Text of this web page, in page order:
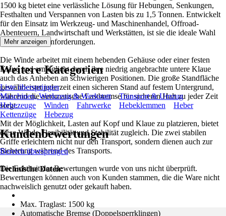
1500 kg bietet eine verlässliche Lösung für Hebungen, Senkungen,
Festhalten und Verspannen von Lasten bis zu 1,5 Tonnen. Entwickelt
für den Einsatz im Werkzeug- und Maschinenhandel, Offroad-
Abenteuern, Landwirtschaft und Werkstätten, ist sie die ideale Wahl
für vielseitige Anforderungen.
Die Winde arbeitet mit einem hebenden Gehäuse oder einer festen
Klaue und ermöglicht durch ihre niedrig angebrachte untere Klaue
auch das Anheben an schwierigen Positionen. Die große Standfläche
gewährleistet jederzeit einen sicheren Stand auf festem Untergrund,
während die automatische Lastbremse für sicheren Halt zu jeder Zeit
sorgt.
Mit der Möglichkeit, Lasten auf Kopf und Klaue zu platzieren, bietet
diese Winde Flexibilität und Stabilität zugleich. Die zwei stabilen
Griffe erleichtern nicht nur den Transport, sondern dienen auch zur
Sicherung während des Transports.
Technische Daten:
Max. Traglast: 1500 kg
Automatische Bremse (Doppelsperrklingen)
Mehr anzeigen
Weitere Kategorien
Liste überspringen
Maschinen, Werkzeug & Werkstatt
Transport & Umzug
Hebezeuge
Winden Fahrwerke Hebeklemmen
Heber
Kettenzüge
Hebezug
Kundenbewertungen
Bereich überspringen
Die Echtheit der Bewertungen wurde von uns nicht überprüft.
Bewertungen können auch von Kunden stammen, die die Ware nicht
nachweislich genutzt oder gekauft haben.